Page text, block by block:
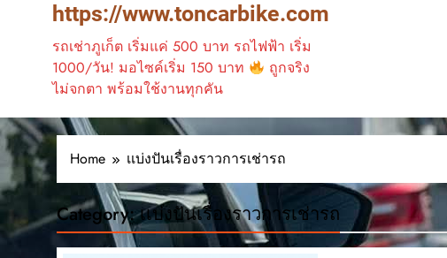
https://www.toncarbike.com
รถเช่าภูเก็ต เริ่มแค่ 500 บาท รถไฟฟ้า เริ่ม
1000/วัน! มอไซค์เริ่ม 150 บาท
ถูกจริง
ไม่จกตา พร้อมใช้งานทุกคัน
Home เเบ่งปันเรื่องราวการเช่ารถ
Category:เเบ่งปันเรื่องราวการเช่ารถ